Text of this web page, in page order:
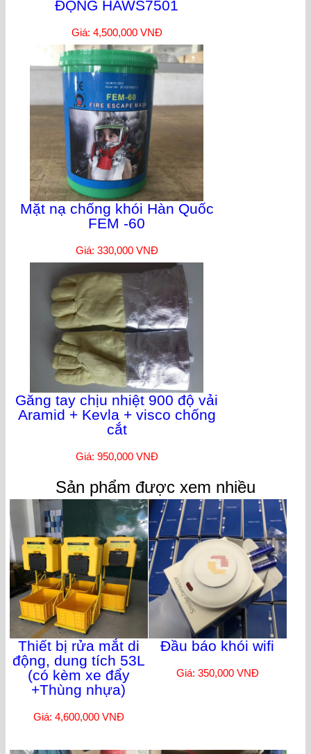
ĐỘNG HAWS7501
Giá: 4,500,000 VNĐ
Mặt nạ chống khói Hàn Quốc
FEM -60
Giá: 330,000 VNĐ
Găng tay chịu nhiệt 900 độ vải
Aramid + Kevla + visco chống
cắt
Giá: 950,000 VNĐ
Sản phẩm được xem nhiều
Thiết bị rửa mắt di
động, dung tích 53L
(có kèm xe đẩy
+Thùng nhựa)
Giá: 4,600,000 VNĐ
Đầu báo khói wifi
Giá: 350,000 VNĐ